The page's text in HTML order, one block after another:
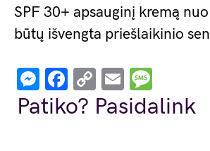
SPF 30+ apsauginį kremą
būtų išvengta priešlaikinio
Messenger
Facebook
Copy
Link
Email
Patiko? Pasidalink